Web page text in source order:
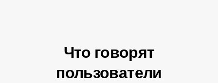
Что говорят
пользователи